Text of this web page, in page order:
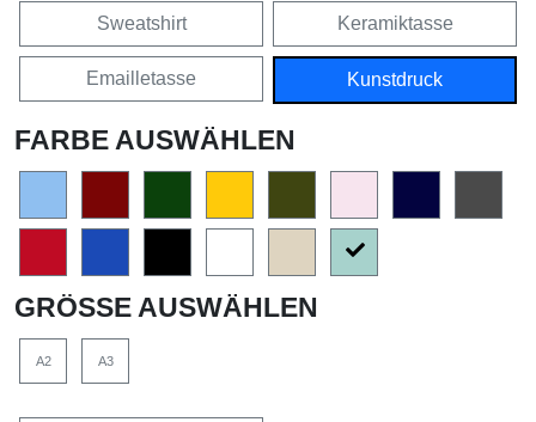
Sweatshirt Keramiktasse
Emailletasse Kunstdruck
FARBE AUSWÄHLEN
GRÖSSE AUSWÄHLEN
A2 A3